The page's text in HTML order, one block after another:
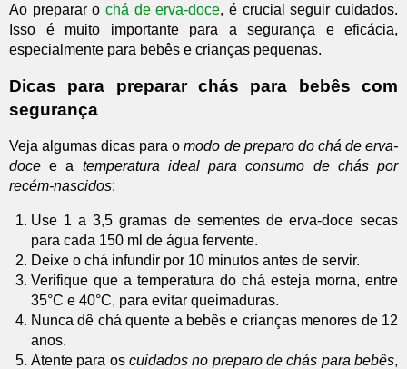
Ao preparar o chá de erva-doce, é crucial seguir cuidados.
Isso é muito importante para a segurança e eficácia,
especialmente para bebês e crianças pequenas.
Dicas para preparar chás para bebês com
segurança
Veja algumas dicas para omodo de preparo do chá de erva-
doce e a temperatura ideal para consumo de chás por
recém-nascidos:
Use 1 a 3,5 gramas de sementes de erva-doce secas
para cada 150 ml de água fervente.
Deixe o chá infundir por 10 minutos antes de servir.
Verifique que a temperatura do chá esteja morna, entre
35°C e 40°C, para evitar queimaduras.
Nunca dê chá quente a bebês e crianças menores de 12
anos.
Atente para os cuidados no preparo de chás para bebês,